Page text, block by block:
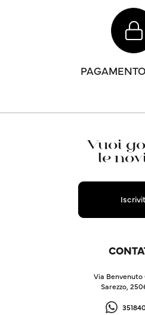
Vuoi
le
Via Benvenuto
Sarezzo,